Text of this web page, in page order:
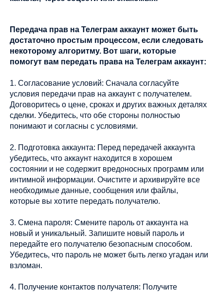
Передача прав на Телеграм аккаунт может быть
достаточно простым процессом, если следовать
некоторому алгоритму. Вот шаги, которые
помогут вам передать права на Телеграм аккаунт:
1. Согласование условий: Сначала согласуйте
условия передачи прав на аккаунт с получателем.
Договоритесь о цене, сроках и других важных деталях
сделки. Убедитесь, что обе стороны полностью
понимают и согласны с условиями.
2. Подготовка аккаунта: Перед передачей аккаунта
убедитесь, что аккаунт находится в хорошем
состоянии и не содержит вредоносных программ или
интимной информации. Очистите и архивируйте все
необходимые данные, сообщения или файлы,
которые вы хотите передать получателю.
3. Смена пароля: Смените пароль от аккаунта на
новый и уникальный. Запишите новый пароль и
передайте его получателю безопасным способом.
Убедитесь, что пароль не может быть легко угадан или
взломан.
4. Получение контактов получателя: Получите